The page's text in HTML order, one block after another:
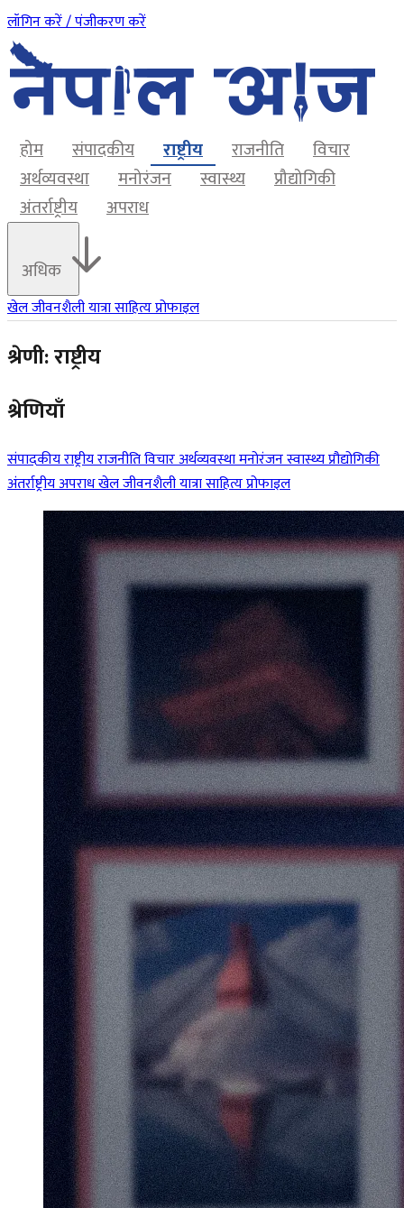
लॉगिन करें / पंजीकरण करें
होम संपादकीय राष्ट्रीय राजनीति
विचार
अर्थव्यवस्था
मनोरंजन स्वास्थ्य
प्रौद्योगिकी
अंतर्राष्ट्रीय
अपराध
अधिक
खेलजीवनशैलीयात्रासाहित्यप्रोफाइल
श्रेणी: राष्ट्रीय
श्रेणियाँ
संपादकीयराष्ट्रीयराजनीतिविचारअर्थव्यवस्थामनोरंजनस्वास्थ्यप्रौद्योगिकी
अंतर्राष्ट्रीयअपराधखेलजीवनशैलीयात्रासाहित्यप्रोफाइल